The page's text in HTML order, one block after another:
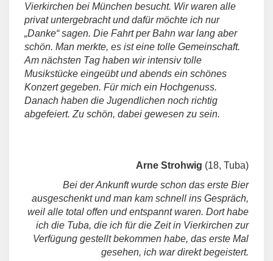
Vierkirchen bei München besucht. Wir waren alle
privat untergebracht und dafür möchte ich nur
„Danke“ sagen. Die Fahrt per Bahn war lang aber
schön. Man merkte, es ist eine tolle Gemeinschaft.
Am nächsten Tag haben wir intensiv tolle
Musikstücke eingeübt und abends ein schönes
Konzert gegeben. Für mich ein Hochgenuss.
Danach haben die Jugendlichen noch richtig
abgefeiert. Zu schön, dabei gewesen zu sein.
Arne Strohwig (18, Tuba)
Bei der Ankunft wurde schon das erste Bier
ausgeschenkt und man kam schnell ins Gespräch,
weil alle total offen und entspannt waren. Dort habe
ich die Tuba, die ich für die Zeit in Vierkirchen zur
Verfügung gestellt bekommen habe, das erste Mal
gesehen, ich war direkt begeistert.